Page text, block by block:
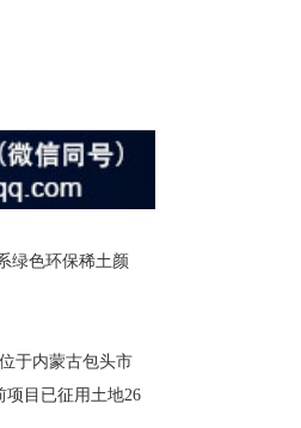
绿色环保稀土颜
于内蒙古包头市
项目已征用土地26